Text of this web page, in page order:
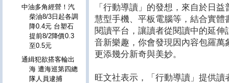
「行動導讀」的發想，來自於日
慧型手機、平板電腦等，結合實
閱讀平台，讓讀者從閱讀中的延
音新樂趣，你會發現因內容包羅
更添幾分新奇與美妙。
旺文社表示，「行動導讀」提供
中油多角經營！汽
柴油8/3日起各調
降0.4元 台塑石
提前8/2降價0.3
至0.5元
通緝犯欲搭客輪出
海 遭海巡第四總
隊人員逮捕